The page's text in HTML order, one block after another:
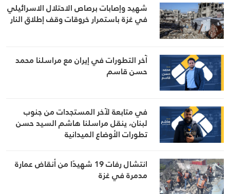
شهيد وإصابات برصاص الاحتلال الاسرائيلي
في غزة باستمرار خروقات وقف إطلاق النار
آخر التطورات في إيران مع مراسلنا محمد
حسن قاسم
في متابعة لآخر المستجدات من جنوب
لبنان، ينقل مراسلنا هاشم السيد حسن
تطورات الأوضاع الميدانية
انتشال رفات 19 شهيدًا من أنقاض عمارة
مدمرة في غزة